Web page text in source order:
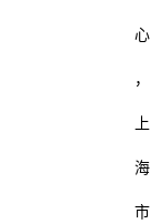
心
，
上
海
市